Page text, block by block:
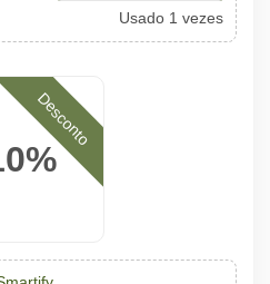
CÓDIGO
Usado 1 vezes
Desconto